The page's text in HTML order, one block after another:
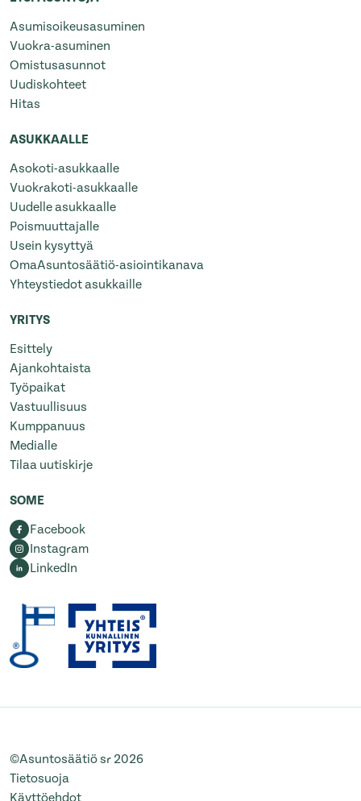
Asumisoikeusasuminen
Vuokra-asuminen
Omistusasunnot
Uudiskohteet
Hitas
ASUKKAALLE
Asokoti-asukkaalle
Vuokrakoti-asukkaalle
Uudelle asukkaalle
Poismuuttajalle
Usein kysyttyä
OmaAsuntosäätiö-asiointikanava
Yhteystiedot asukkaille
YRITYS
Esittely
Ajankohtaista
Työpaikat
Vastuullisuus
Kumppanuus
Medialle
Tilaa uutiskirje
SOME
Facebook
Instagram
LinkedIn
©Asuntosäätiö sr 2026
Tietosuoja
Käyttöehdot